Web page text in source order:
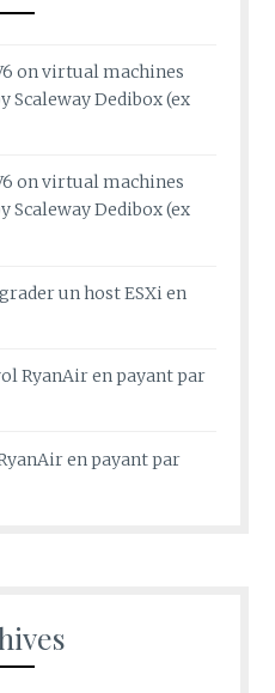
on virtual machines
Scaleway Dedibox (ex
on virtual machines
Scaleway Dedibox (ex
un host ESXi en
RyanAir en payant par
en payant par